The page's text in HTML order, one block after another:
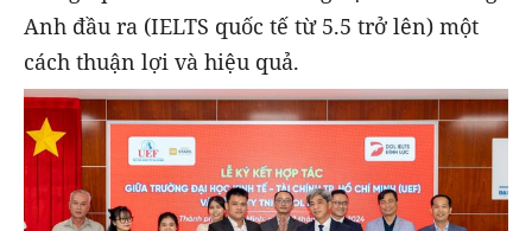
Anh đầu ra (IELTS quốc tế từ 5.5 trở lên) một
cách thuận lợi và hiệu quả.